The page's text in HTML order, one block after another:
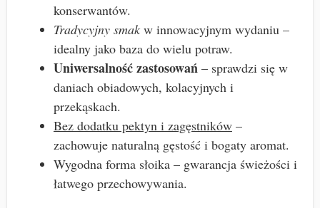
konserwantów.
Tradycyjny smakw innowacyjnym wydaniu –
idealny jako baza do wielu potraw.
Uniwersalność zastosowań– sprawdzi się w
daniach obiadowych, kolacyjnych i
przekąskach.
Bez dodatku pektyn i zagęstników–
zachowuje naturalną gęstość i bogaty aromat.
Wygodna forma słoika – gwarancja świeżości i
łatwego przechowywania.